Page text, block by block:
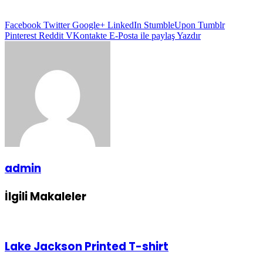
Facebook Twitter Google+ LinkedIn StumbleUpon Tumblr
Pinterest Reddit VKontakte E-Posta ile paylaşYazdır
admin
İlgili Makaleler
Lake Jackson Printed T-shirt